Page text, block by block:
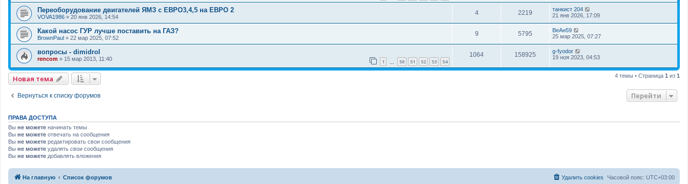
Переоборудование двигателей ЯМЗ с ЕВРО3,4,5 на ЕВРО 2
VOVA1986 » 20 янв 2026, 14:54
4 2219
танкист 204
21 янв 2026, 17:09
Какой насос ГУР лучше поставить на ГАЗ?
BrownPaul » 22 мар 2025, 07:52
9 5795
ВеАн59
25 мар 2025, 07:27
вопросы - dimidrol
rencom » 15 мар 2013, 11:40 1 50 51 52 53 54
1064 158925
g-fyodor
19 ноя 2023, 04:53
Новая тема 4 темы • Страница 1 из 1
Вернуться к списку форумов Перейти
ПРАВА ДОСТУПА
Вы не можете начинать темы
Вы не можете отвечать на сообщения
Вы не можете редактировать свои сообщения
Вы не можете удалять свои сообщения
Вы не можете добавлять вложения
На главную Список форумов Часовой пояс: UTC+03:00
Удалить cookies